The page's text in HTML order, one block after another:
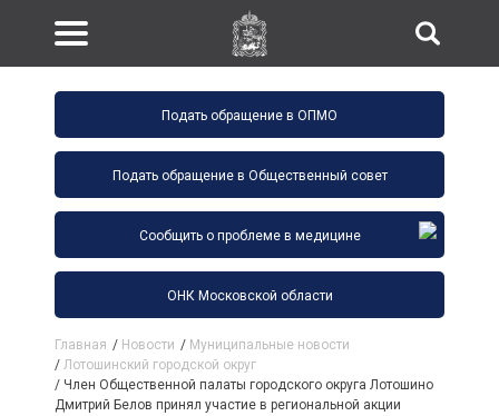
Подать обращение в ОПМО
Подать обращение в Общественный совет
Сообщить о проблеме в медицине
ОНК Московской области
Главная / Новости / Муниципальные новости
/ Лотошинский городской округ
/ Член Общественной палаты городского округа Лотошино
Дмитрий Белов принял участие в региональной акции